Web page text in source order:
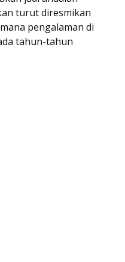
turut diresmikan
pengalaman di
tahun-tahun